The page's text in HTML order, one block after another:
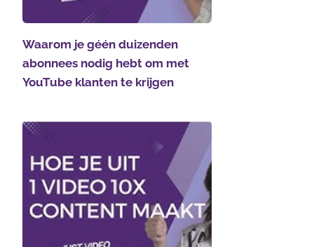
Waarom je géén duizenden
abonnees nodig hebt om met
YouTube klanten te krijgen